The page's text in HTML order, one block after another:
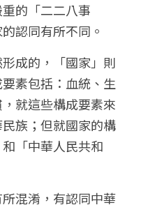
的「二二八事
認同有所不同。
成的，「國家」則
素包括：血統、生
就這些構成要素來
族；但就國家的構
「中華人民共和
混淆，有認同中華